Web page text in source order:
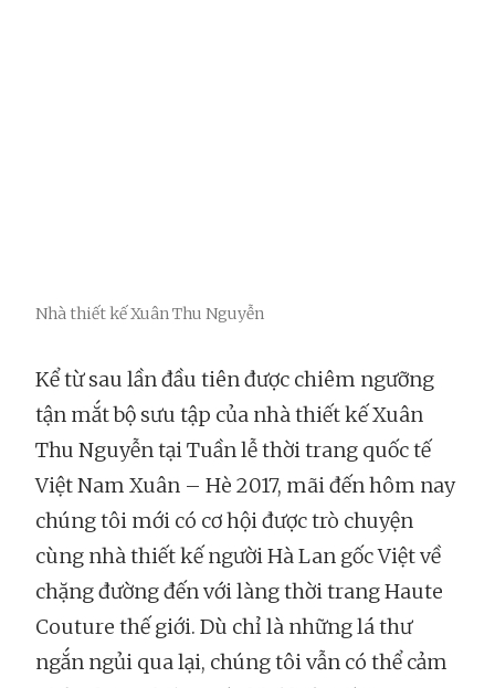
Nhà thiết kế Xuân Thu Nguyễn
Kể từ sau lần đầu tiên được chiêm ngưỡng
tận mắt bộ sưu tập của nhà thiết kế Xuân
Thu Nguyễn tại Tuần lễ thời trang quốc tế
Việt Nam Xuân – Hè 2017, mãi đến hôm nay
chúng tôi mới có cơ hội được trò chuyện
cùng nhà thiết kế người Hà Lan gốc Việt về
chặng đường đến với làng thời trang Haute
Couture thế giới. Dù chỉ là những lá thư
ngắn ngủi qua lại, chúng tôi vẫn có thể cảm